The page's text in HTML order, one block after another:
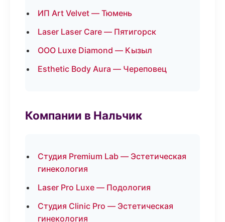
ИП Art Velvet — Тюмень
Laser Laser Care — Пятигорск
ООО Luxe Diamond — Кызыл
Esthetic Body Aura — Череповец
Компании в Нальчик
Студия Premium Lab — Эстетическая
гинекология
Laser Pro Luxe — Подология
Студия Clinic Pro — Эстетическая
гинекология